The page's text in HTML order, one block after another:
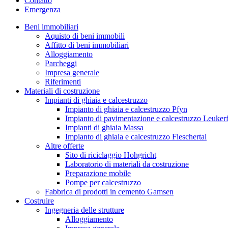
Emergenza
Beni immobiliari
Aquisto di beni immobili
Affitto di beni immobiliari
Alloggiamento
Parcheggi
Impresa generale
Riferimenti
Materiali di costruzione
Impianti di ghiaia e calcestruzzo
Impianto di ghiaia e calcestruzzo Pfyn
Impianto di pavimentazione e calcestruzzo
Impianti di ghiaia Massa
Impianto di ghiaia e calcestruzzo Fieschertal
Altre offerte
Sito di riciclaggio Hohgricht
Laboratorio di materiali da costruzione
Preparazione mobile
Pompe per calcestruzzo
Fabbrica di prodotti in cemento Gamsen
Costruire
Ingegneria delle strutture
Alloggiamento